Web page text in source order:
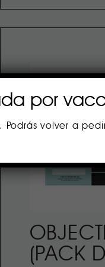
(PACK
por
Podrás volver a